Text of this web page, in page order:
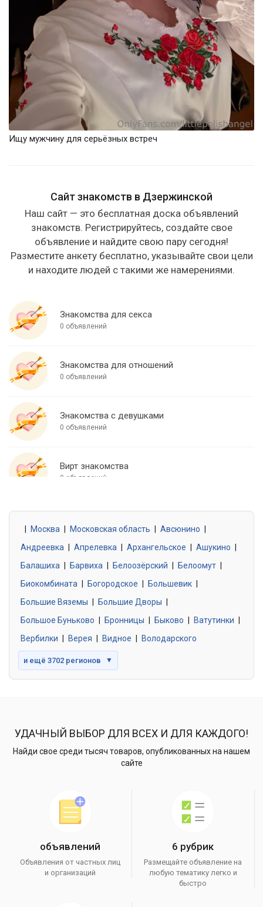
Ищу мужчину для серьёзных встреч
Сайт знакомств в Дзержинской
Наш сайт — это бесплатная доска объявлений
знакомств. Регистрируйтесь, создайте свое
объявление и найдите свою пару сегодня!
Разместите анкету бесплатно, указывайте свои цели
и находите людей с такими же намерениями.
Знакомства для секса
0 объявлений
Знакомства для отношений
0 объявлений
Знакомства с девушками
0 объявлений
Вирт знакомства
0 объявлений
0 объявлений
Знакомства без обязательств
0 объявлений
Москва Московская область Авсюнино
Андреевка
Апрелевка Архангельское Ашукино
Балашиха
Барвиха Белоозёрский Белоомут
Биокомбината
Богородское Большевик
Большие Вяземы
Большие Дворы
Большое Буньково
Бронницы Быково Ватутинки
Вербилки
Верея Видное Володарского
и ещё 3702 регионов ▼
УДАЧНЫЙ ВЫБОР ДЛЯ ВСЕХ И ДЛЯ КАЖДОГО!
Найди свое среди тысяч товаров, опубликованных на нашем
сайте
объявлений
Объявления от частных лиц
и организаций
6 рубрик
Размещайте объявление на
любую тематику легко и
быстро